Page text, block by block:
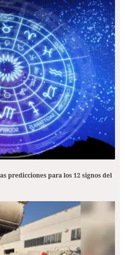
predicciones para los 12 signos del